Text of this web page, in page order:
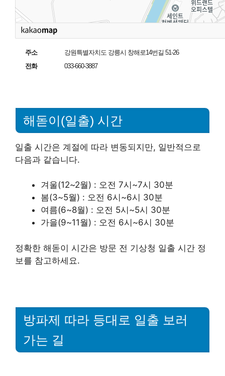
주소
강원특별자치도 강릉시 창해로14번길 51-26
전화
033-660-3887
해돋이(일출) 시간
일출 시간은 계절에 따라 변동되지만, 일반적으로
다음과 같습니다.
겨울(12~2월) : 오전 7시~7시 30분
봄(3~5월) : 오전 6시~6시 30분
여름(6~8월) : 오전 5시~5시 30분
가을(9~11월) : 오전 6시~6시 30분
정확한 해돋이 시간은 방문 전 기상청 일출 시간 정
보를 참고하세요.
방파제 따라 등대로 일출 보러
가는 길